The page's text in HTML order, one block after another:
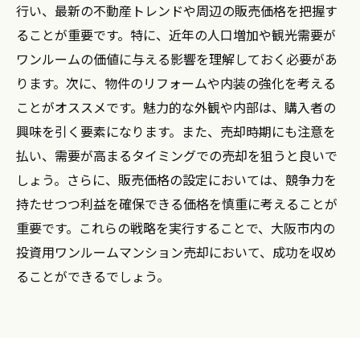
行い、最新の不動産トレンドや周辺の販売価格を把握す
ることが重要です。特に、近年の人口増加や観光需要が
ワンルームの価値に与える影響を理解しておく必要があ
ります。次に、物件のリフォームや内装の強化を考える
ことがオススメです。魅力的な外観や内部は、購入者の
興味を引く要素になります。また、売却時期にも注意を
払い、需要が高まるタイミングでの売却を狙うと良いで
しょう。さらに、販売価格の設定においては、競争力を
持たせつつ利益を確保できる価格を慎重に考えることが
重要です。これらの戦略を実行することで、大阪市内の
投資用ワンルームマンション売却において、成功を収め
ることができるでしょう。